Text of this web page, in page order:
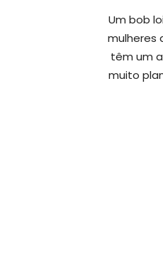
Um bob
mulheres
têm um
muito